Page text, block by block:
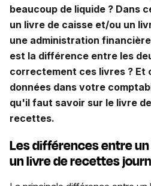
beaucoup de liquide ? Dans
un livre de caisse et/ou un
une administration
est la différence entre les
correctement ces livres ? Et
données dans votre
qu'il faut savoir sur le livre
recettes.
Les différences entre
un livre de recettes